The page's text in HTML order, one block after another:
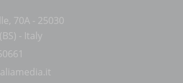
70A - 25030
- Italy